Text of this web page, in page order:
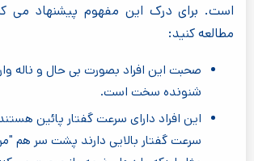
است. برای درک این مفهوم پیشنهاد می
مطالعه کنید:
صحبت این افراد بصورت بی حال و ناله
شنونده سخت است.
این افراد دارای سرعت گفتار پائین
سرعت گفتار بالایی دارند پشت سر هم